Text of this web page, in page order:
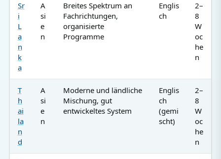
Sr
i
L
a
n
k
a
A
si
e
n
Breites Spektrum an
Fachrichtungen,
organisierte
Programme
Englis
ch
2–
8
W
oc
he
n
T
h
ai
la
n
d
A
si
e
n
Moderne und ländliche
Mischung, gut
entwickeltes System
Englis
ch
(gemi
scht)
2–
8
W
oc
he
n